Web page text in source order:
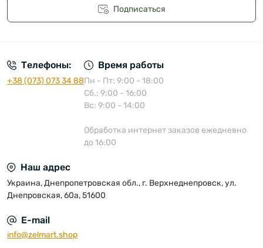
Подписаться
Телефоны:
+38 (073) 073 34 88
Время работы
Пн - Пт: 9:00 - 18:00
Сб.: 9:00 - 16:00
Вс: 9:00 - 14:00
Обработка интернет заказов ежедневно
до 16:00
Наш адрес
Украина, Днепропетровская обл., г. Верхнеднепровск, ул.
Днепровская, 60а, 51600
E-mail
info@zelmart.shop